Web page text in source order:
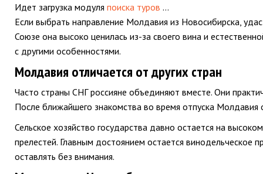
Идет загрузка модуля поиска туров …
Если выбрать направление Молдавия из Новосибирска,
Союзе она высоко ценилась из-за своего вина и
с другими особенностями.
Молдавия отличается от других стран
Часто страны СНГ россияне объединяют вместе. Они
После ближайшего знакомства во время отпуска Молдавия
Сельское хозяйство государства давно остается на
прелестей. Главным достоянием остается винодельческое
оставлять без внимания.